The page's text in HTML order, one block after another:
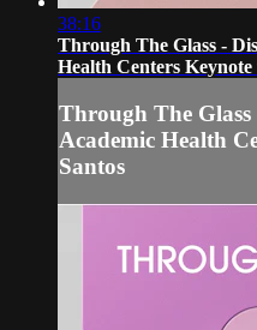
38:16
Through The Glass -
Health Centers
Through The
Academic Health
Santos